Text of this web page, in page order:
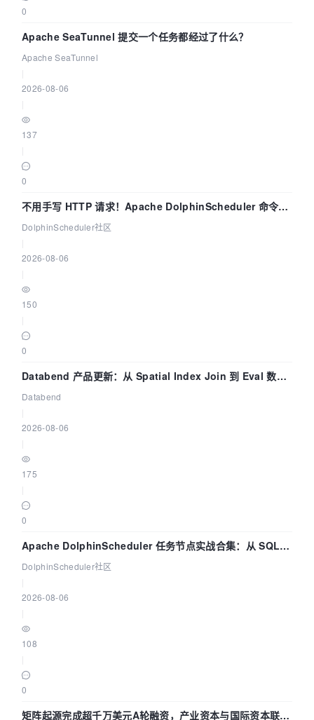
0
Apache SeaTunnel 提交一个任务都经过了什么？
Apache SeaTunnel
2026-08-06
137
0
不用手写 HTTP 请求！Apache DolphinScheduler 命令行
dsctl 两分钟上手
DolphinScheduler社区
2026-08-06
150
0
Databend 产品更新：从 Spatial Index Join 到 Eval 数据
管道
Databend
2026-08-06
175
0
Apache DolphinScheduler 任务节点实战合集：从 SQL、
DataX 到 Spark、Flink 一次配置全打通
DolphinScheduler社区
2026-08-06
108
0
矩阵起源完成超千万美元A轮融资，产业资本与国际资本联手